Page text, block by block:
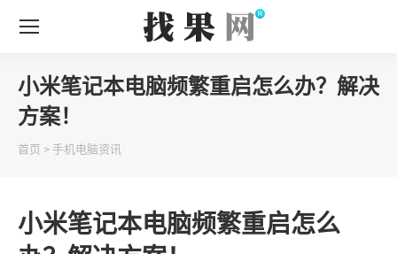
小米笔记本电脑频繁重启怎么办？解决
方案！
你在这里：
首页 > 手机电脑资讯
小米笔记本电脑频繁重启怎么